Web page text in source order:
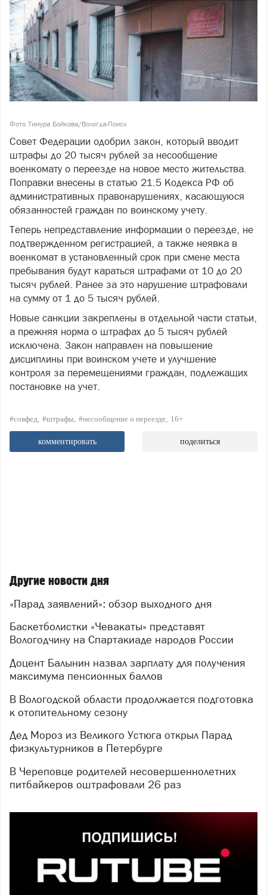
Фото Тимура Бойкова/Вологда-Поиск
Совет Федерации одобрил закон, который вводит
штрафы до 20 тысяч рублей за несообщение
военкомату о переезде на новое место жительства.
Поправки внесены в статью 21.5 Кодекса РФ об
административных правонарушениях, касающуюся
обязанностей граждан по воинскому учету.
Теперь непредставление информации о переезде, не
подтвержденном регистрацией, а также неявка в
военкомат в установленный срок при смене места
пребывания будут караться штрафами от 10 до 20
тысяч рублей. Ранее за это нарушение штрафовали
на сумму от 1 до 5 тысяч рублей.
Новые санкции закреплены в отдельной части статьи,
а прежняя норма о штрафах до 5 тысяч рублей
исключена. Закон направлен на повышение
дисциплины при воинском учете и улучшение
контроля за перемещениями граждан, подлежащих
постановке на учет.
#совфед #штрафы #несообщение о переезде 16+
комментировать поделиться
Другие новости дня
«Парад заявлений»: обзор выходного дня
Баскетболистки «Чевакаты» представят
Вологодчину на Спартакиаде народов России
Доцент Балынин назвал зарплату для получения
максимума пенсионных баллов
В Вологодской области продолжается подготовка
к отопительному сезону
Дед Мороз из Великого Устюга открыл Парад
физкультурников в Петербурге
В Череповце родителей несовершеннолетних
питбайкеров оштрафовали 26 раз